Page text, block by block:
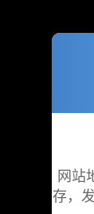
网站
存，